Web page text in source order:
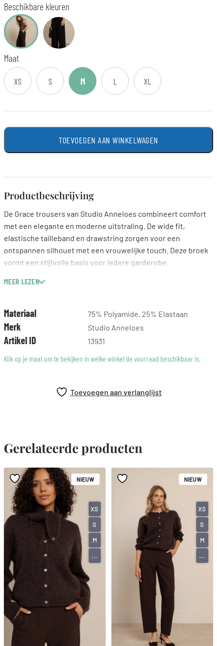
Beschikbare kleuren
Maat
XS S M L XL
TOEVOEGEN AAN WINKELWAGEN
Productbeschrijving
De Grace trousers van Studio Anneloes combineert comfort
met een elegante en moderne uitstraling. De wide fit,
elastische tailleband en drawstring zorgen voor een
ontspannen silhouet met een vrouwelijke touch. Deze broek
vormt een stijlvolle basis voor iedere garderobe.
Wide fit
Steekzakken
Gemaakt van Medium Travelstof (75% Polyamide, 25%
Elastaan)
Binnenbeenlengte: 81 cm (lengtemaat 32)
Bruin geeft je look diepte en laat zich mooi combineren met
neutrale tinten zoals ecru, beige en zwart. Daardoor is dit een
MEER LEZEN
Materiaal 75% Polyamide, 25% Elastaan
Merk Studio Anneloes
Artikel ID
13931
Klik op je maat om te bekijken in welke winkel de voorraad beschikbaar is.
Toevoegen aan verlanglijst
Gerelateerde producten
NIEUW
XS
S
M
...
NIEUW
XS
S
M
...